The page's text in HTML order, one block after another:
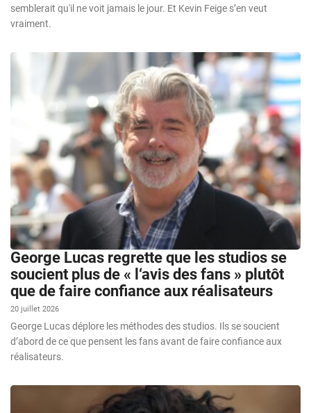
semblerait qu'il ne voit jamais le jour. Et Kevin Feige s’en veut
vraiment.
George Lucas regrette que les studios se
soucient plus de « l‘avis des fans » plutôt
que de faire confiance aux réalisateurs
20 juillet 2026
George Lucas déplore les méthodes des studios. Ils se soucient
d’abord de ce que pensent les fans avant de faire confiance aux
réalisateurs.